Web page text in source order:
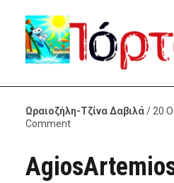
Ωραιοζήλη-Τζίνα Δαβιλά/ 20
Comment